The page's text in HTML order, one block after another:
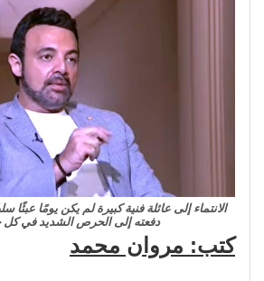
الانتماء إلى عائلة فنية كبيرة لم يكن يومًا عبئًا
دفعته إلى الحرص الشديد في كل
كتب: مروان محمد